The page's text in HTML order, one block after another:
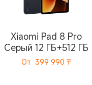
Xiaomi Pad 8 Pro
Серый 12 ГБ+512 ГБ
От 399 990 ₸